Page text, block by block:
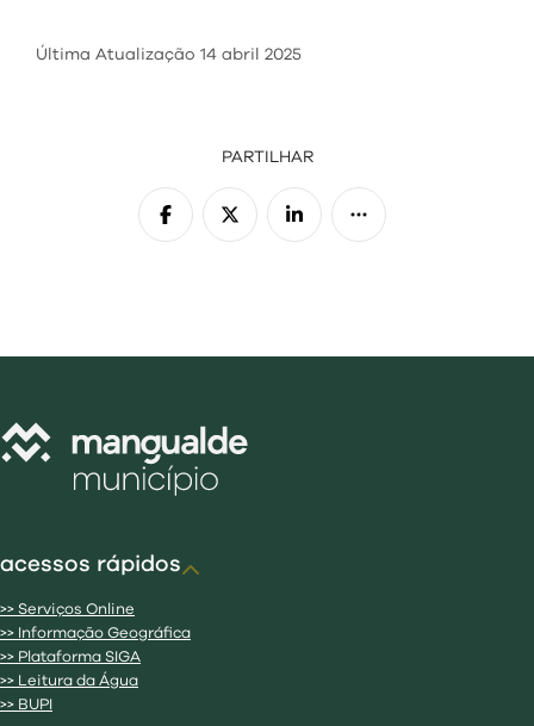
Última Atualização 14 abril 2025
PARTILHAR
acessos rápidos
>> Serviços Online
>> Informação Geográfica
>> Plataforma SIGA
>> Leitura da Água
>> BUPI